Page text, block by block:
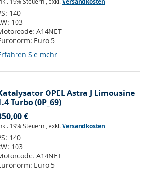
Inkl. 19% Steuern , exkl.Versandkosten
140
103
A14NET
Euro 5
Sie mehr
OPEL Astra J Limousine
Turbo (0P_69)
€
19% Steuern , exkl.Versandkosten
140
103
A14NET
Euro 5